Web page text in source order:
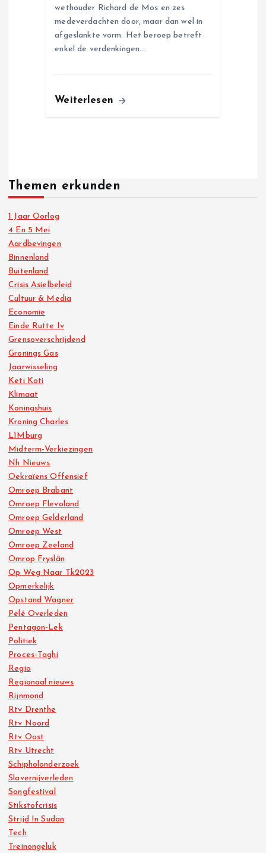
wethouder Richard de Mos en zes
medeverdachten door, maar dan wel in
afgeslankte vorm. Het beroep betreft
enkel de verdenkingen…
Weiterlesen
Themen erkunden
1 Jaar Oorlog
4 En 5 Mei
Aardbevingen
Binnenland
Buitenland
Crisis Asielbeleid
Cultuur & Media
Economie
Einde Rutte Iv
Grensoverschrijdend
Gronings Gas
Jaarwisseling
Keti Koti
Klimaat
Koningshuis
Kroning Charles
L1Mburg
Midterm-Verkiezingen
Nh Nieuws
Oekraïens Offensief
Omroep Brabant
Omroep Flevoland
Omroep Gelderland
Omroep West
Omroep Zeeland
Omrop Fryslân
Op Weg Naar Tk2023
Opmerkelijk
Opstand Wagner
Pelé Overleden
Pentagon-Lek
Politiek
Proces-Taghi
Regio
Regionaal nieuws
Rijnmond
Rtv Drenthe
Rtv Noord
Rtv Oost
Rtv Utrecht
Schipholonderzoek
Slavernijverleden
Songfestival
Stikstofcrisis
Strijd In Sudan
Tech
Treinongeluk